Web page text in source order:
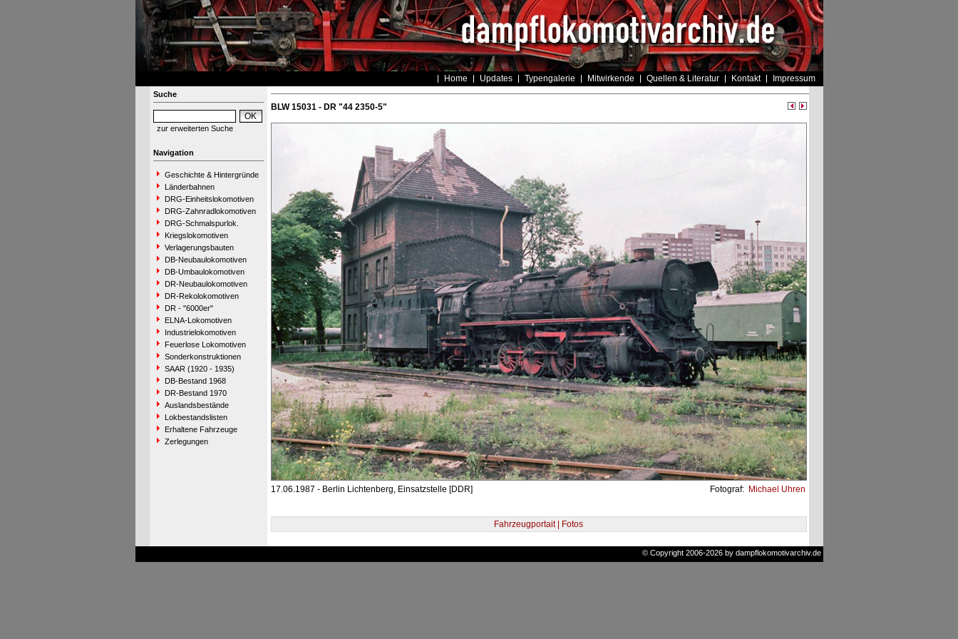
Home Updates Typengalerie Mitwirkende Quellen & Literatur Kontakt Impressum
Suche
zur erweiterten Suche
Navigation
Geschichte & Hintergründe
Länderbahnen
DRG-Einheitslokomotiven
DRG-Zahnradlokomotiven
DRG-Schmalspurlok.
Kriegslokomotiven
Verlagerungsbauten
DB-Neubaulokomotiven
DB-Umbaulokomotiven
DR-Neubaulokomotiven
DR-Rekolokomotiven
DR - "6000er"
ELNA-Lokomotiven
Industrielokomotiven
Feuerlose Lokomotiven
Sonderkonstruktionen
SAAR (1920 - 1935)
DB-Bestand 1968
DR-Bestand 1970
Auslandsbestände
Lokbestandslisten
Erhaltene Fahrzeuge
Zerlegungen
BLW 15031 - DR "44 2350-5"
17.06.1987 - Berlin Lichtenberg, Einsatzstelle [DDR] Fotograf: Michael Uhren
Fahrzeugportait | Fotos
© Copyright 2006-2026 by dampflokomotivarchiv.de